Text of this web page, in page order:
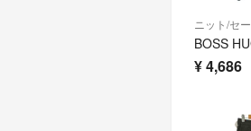
ニット/セ
¥4,686